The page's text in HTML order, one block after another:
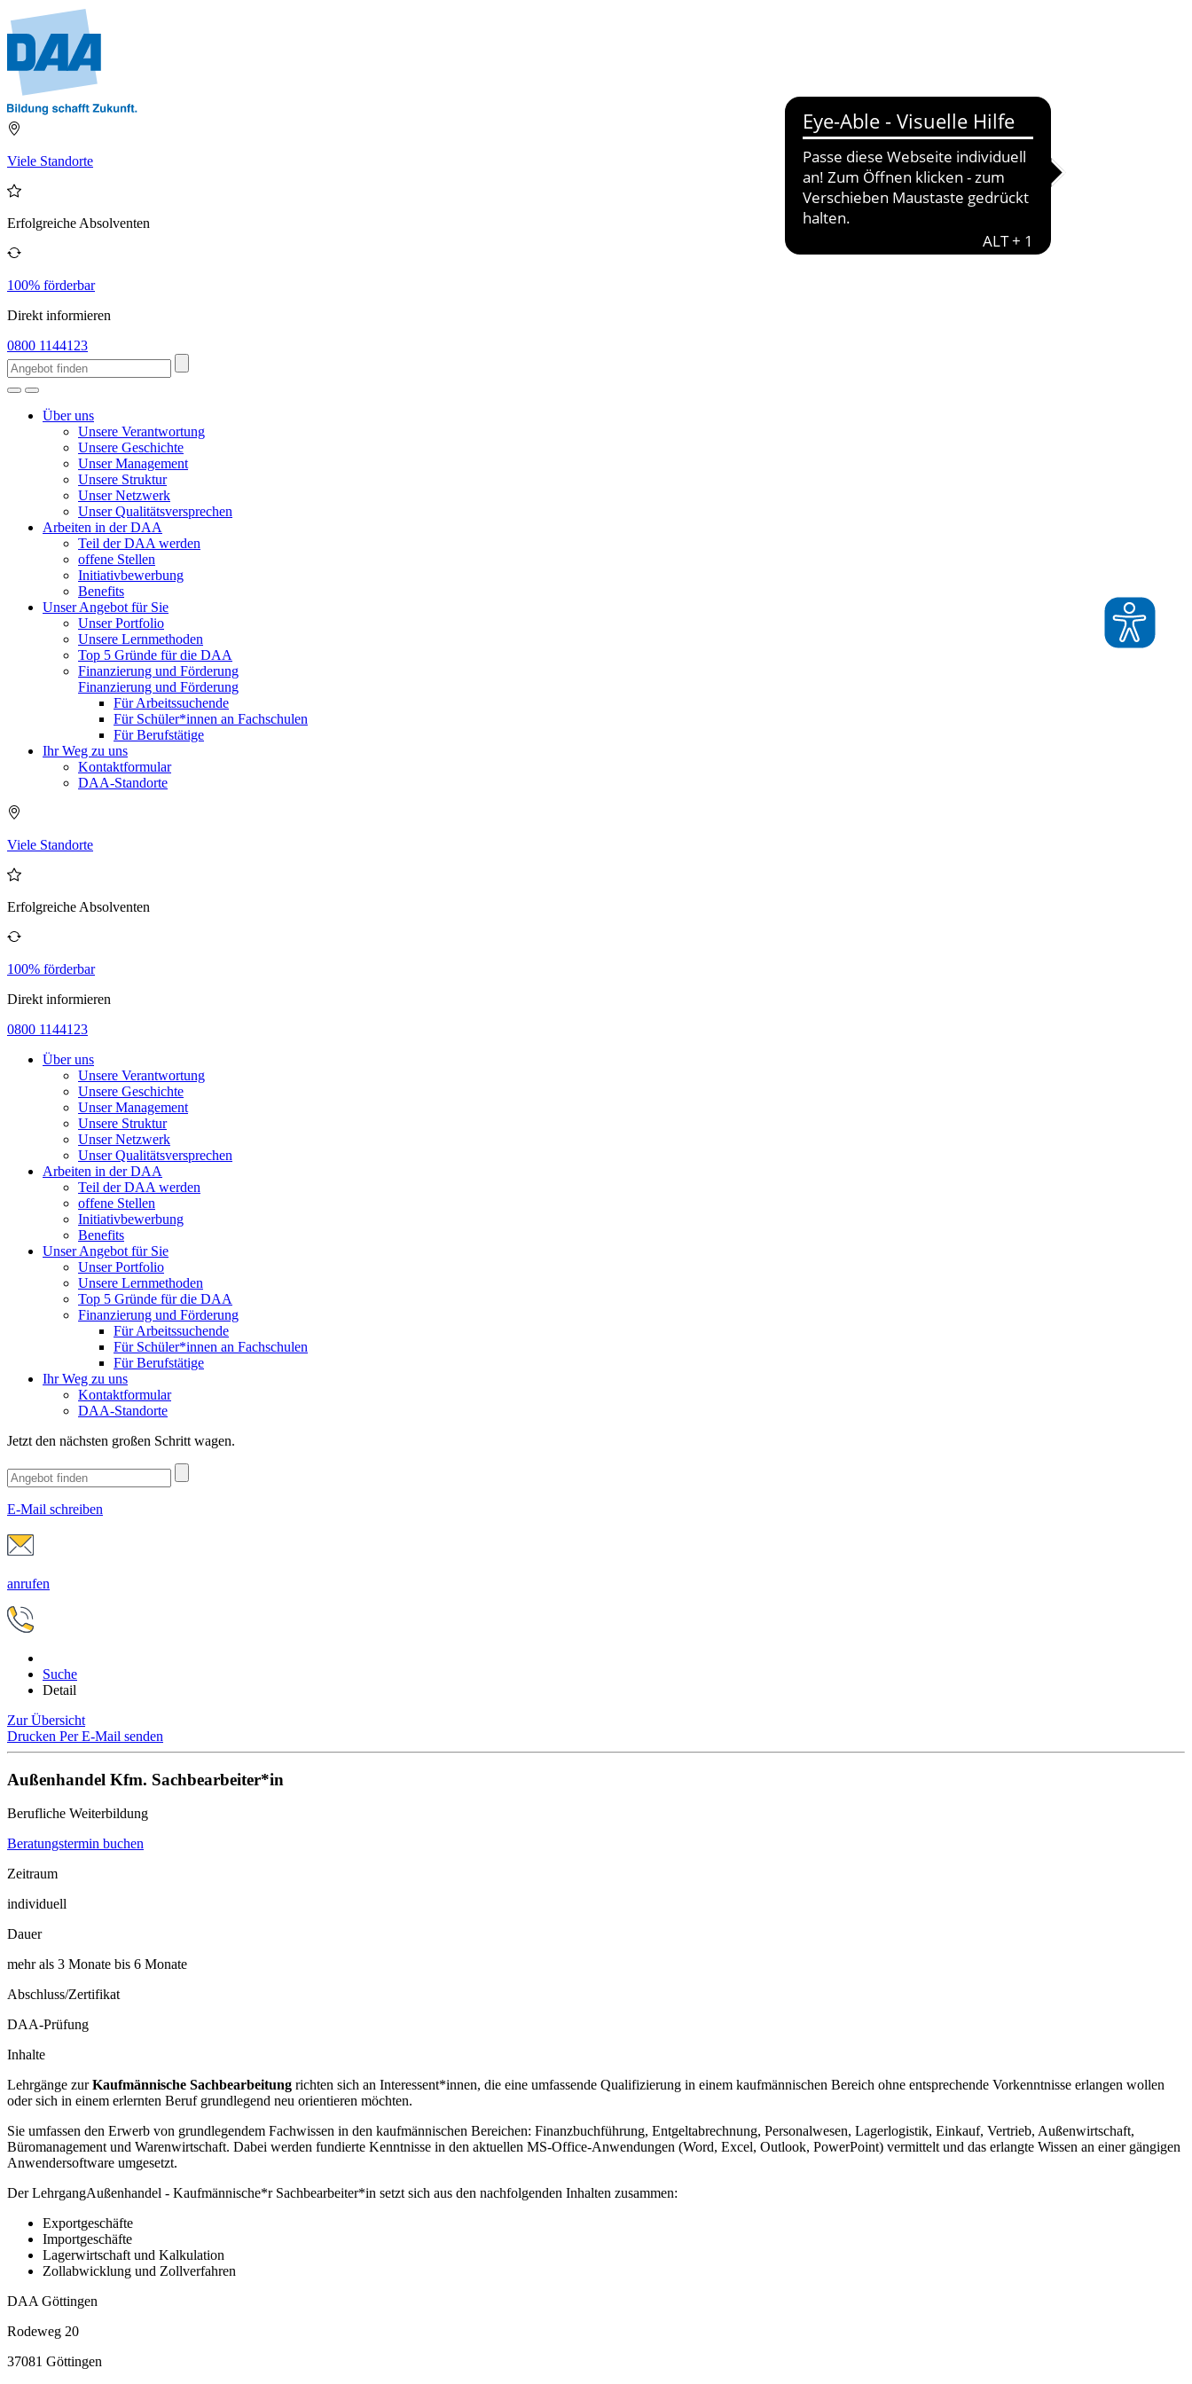
Viele Standorte
Erfolgreiche Absolventen
100% förderbar
Direkt informieren
0800 1144123
Über uns
Unsere Verantwortung
Unsere Geschichte
Unser Management
Unsere Struktur
Unser Netzwerk
Unser Qualitätsversprechen
Arbeiten in der DAA
Teil der DAA werden
offene Stellen
Initiativbewerbung
Benefits
Unser Angebot für Sie
Unser Portfolio
Unsere Lernmethoden
Top 5 Gründe für die DAA
Finanzierung und Förderung
Finanzierung und Förderung
Für Arbeitssuchende
Für Schüler*innen an Fachschulen
Für Berufstätige
Ihr Weg zu uns
Kontaktformular
DAA-Standorte
Viele Standorte
Erfolgreiche Absolventen
100% förderbar
Direkt informieren
0800 1144123
Über uns
Unsere Verantwortung
Unsere Geschichte
Unser Management
Unsere Struktur
Unser Netzwerk
Unser Qualitätsversprechen
Arbeiten in der DAA
Teil der DAA werden
offene Stellen
Initiativbewerbung
Benefits
Unser Angebot für Sie
Unser Portfolio
Unsere Lernmethoden
Top 5 Gründe für die DAA
Finanzierung und Förderung
Für Arbeitssuchende
Für Schüler*innen an Fachschulen
Für Berufstätige
Ihr Weg zu uns
Kontaktformular
DAA-Standorte
Jetzt den nächsten großen Schritt wagen.
E-Mail schreiben
anrufen
Suche
Detail
Zur Übersicht
Drucken Per E-Mail senden
Außenhandel Kfm. Sachbearbeiter*in
Berufliche Weiterbildung
Beratungstermin buchen
Zeitraum
individuell
Dauer
mehr als 3 Monate bis 6 Monate
Abschluss/Zertifikat
DAA-Prüfung
Inhalte
Lehrgänge zurKaufmännische Sachbearbeitung richten sich an Interessent*innen, die eine umfassende Qualifizierung in einem kaufmännischen Bereich ohne entsprechende Vorkenntnisse erlangen wollen
oder sich in einem erlernten Beruf grundlegend neu orientieren möchten.
Sie umfassen den Erwerb von grundlegendem Fachwissen in den kaufmännischen Bereichen: Finanzbuchführung, Entgeltabrechnung, Personalwesen, Lagerlogistik, Einkauf, Vertrieb, Außenwirtschaft,
Büromanagement und Warenwirtschaft. Dabei werden fundierte Kenntnisse in den aktuellen MS-Office-Anwendungen (Word, Excel, Outlook, PowerPoint) vermittelt und das erlangte Wissen an einer gängigen
Anwendersoftware umgesetzt.
Der LehrgangAußenhandel - Kaufmännische*r Sachbearbeiter*in setzt sich aus den nachfolgenden Inhalten zusammen:
Exportgeschäfte
Importgeschäfte
Lagerwirtschaft und Kalkulation
Zollabwicklung und Zollverfahren
DAA Göttingen
Rodeweg 20
37081 Göttingen